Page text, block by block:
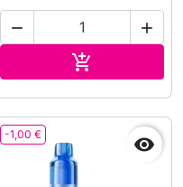
 

-1,00 € 